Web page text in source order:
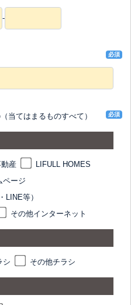
-
必須
当てはまるものすべて） 必須
産
LIFULL HOMES
ページ
LINE等）
その他インターネット
シ その他チラシ